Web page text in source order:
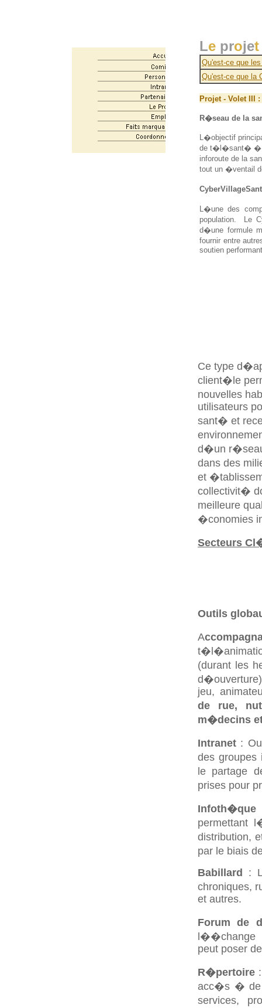
Le projet
Qu'est-ce que
Qu'est-ce que
Projet - Volet III
R�seau de la
L�objectif
de t�l�sant� �
inforoute de la
tout un �ventail
L�une des
population.
Le
d�une formule
fournir entre
soutien
Ce type
client�le
nouvelles
utilisateurs
sant� et
d�un
dans des
et
collectivit�
meilleure
�conomies
Secteurs
Outils
A
(durant les
jeu,
de rue,
m�decins
Intranet :
des
le partage
prises pour
Infoth�que
permettant
distribution,
par le biais
Babillard :
chroniques,
et autres.
Forum de
peut poser
R�pertoire
acc�s � de
services,